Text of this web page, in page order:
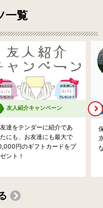
一覧
友人紹介キャンペーン
達をテンダーに紹介であ
にも、お友達にも最大で
円のギフトカードをプ
ント！